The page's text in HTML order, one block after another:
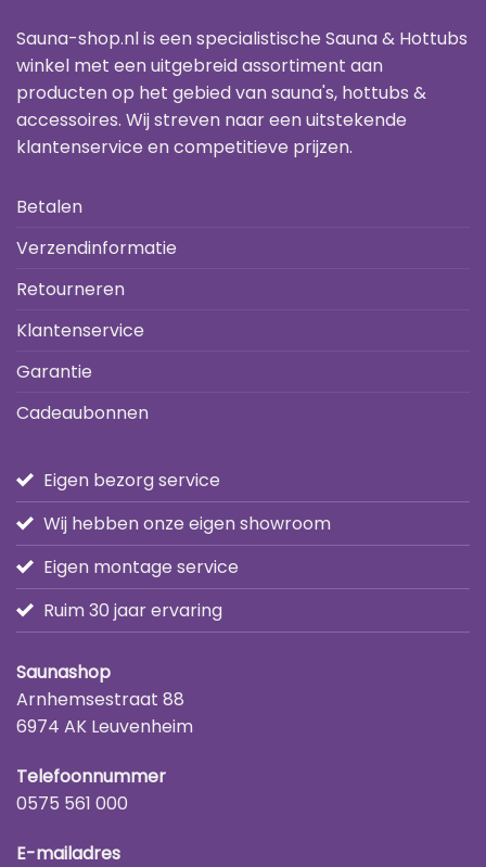
Sauna-shop.nl is een specialistische Sauna & Hottubs
winkel met een uitgebreid assortiment aan
producten op het gebied van sauna's, hottubs &
accessoires. Wij streven naar een uitstekende
klantenservice en competitieve prijzen.
Betalen
Verzendinformatie
Retourneren
Klantenservice
Garantie
Cadeaubonnen
Eigen bezorg service
Wij hebben onze eigen showroom
Eigen montage service
Ruim 30 jaar ervaring
Saunashop
Arnhemsestraat 88
6974 AK Leuvenheim
Telefoonnummer
0575 561 000
E-mailadres